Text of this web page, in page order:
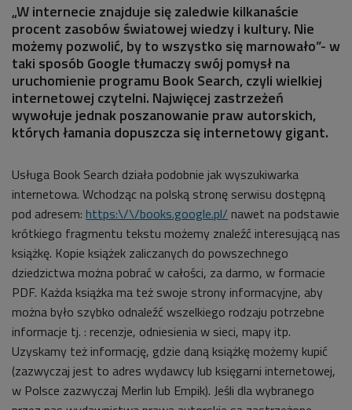
„W internecie znajduje się zaledwie kilkanaście
procent zasobów światowej wiedzy i kultury. Nie
możemy pozwolić, by to wszystko się marnowało”- w
taki sposób Google tłumaczy swój pomysł na
uruchomienie programu Book Search, czyli wielkiej
internetowej czytelni. Najwięcej zastrzeżeń
wywołuje jednak poszanowanie praw autorskich,
których łamania dopuszcza się internetowy gigant.
Usługa Book Search działa podobnie jak wyszukiwarka
internetowa. Wchodząc na polską stronę serwisu dostępną
pod adresem: https:\/\/books.google.pl/ nawet na podstawie
krótkiego fragmentu tekstu możemy znaleźć interesującą nas
książkę. Kopie książek zaliczanych do powszechnego
dziedzictwa można pobrać w całości, za darmo, w formacie
PDF. Każda książka ma też swoje strony informacyjne, aby
można było szybko odnaleźć wszelkiego rodzaju potrzebne
informacje tj. : recenzje, odniesienia w sieci, mapy itp.
Uzyskamy też informację, gdzie daną książkę możemy kupić
(zazwyczaj jest to adres wydawcy lub księgarni internetowej,
w Polsce zazwyczaj Merlin lub Empik). Jeśli dla wybranego